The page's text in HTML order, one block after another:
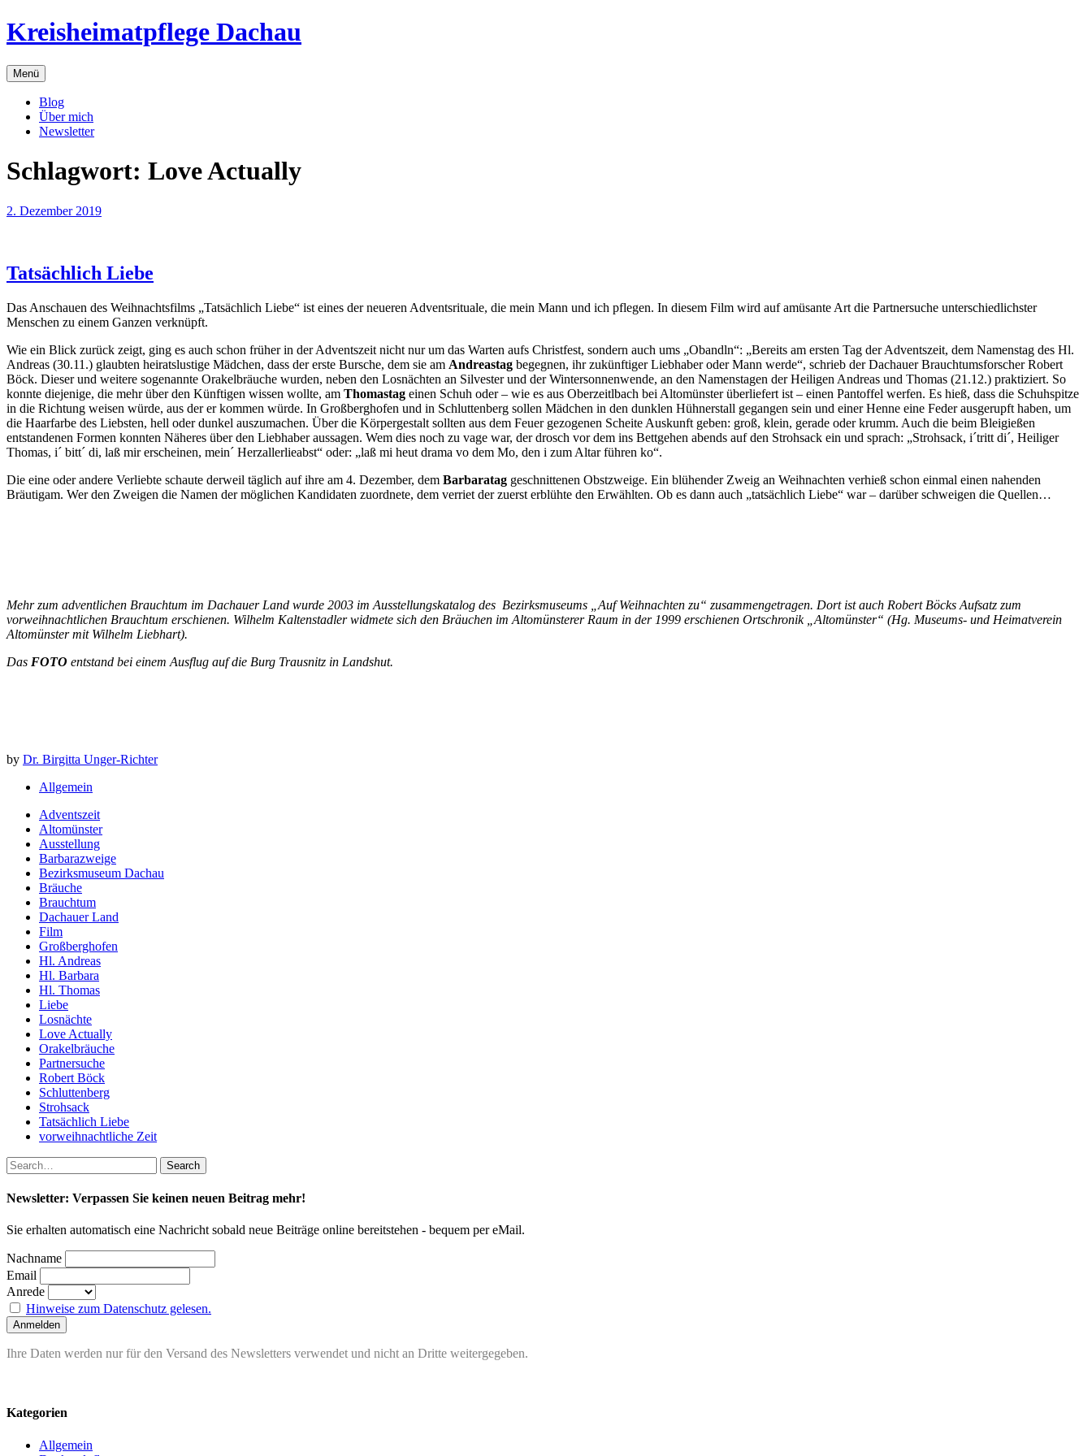
Zum
Inhalt
Kreisheimatpflege Dachau
Menü
Blog
Über mich
Newsletter
Schlagwort: Love Actually
2. Dezember 2019
Tatsächlich Liebe
Das Anschauen des Weihnachtsfilms „Tatsächlich Liebe“ ist eines der neueren Adventsrituale, die mein Mann und ich pflegen. In diesem Film wird auf amüsante Art die Partnersuche unterschiedlichster
Menschen zu einem Ganzen verknüpft.
Wie ein Blick zurück zeigt, ging es auch schon früher in der Adventszeit nicht nur um das Warten aufs Christfest, sondern auch ums „Obandln“: „Bereits am ersten Tag der Adventszeit, dem Namenstag des Hl.
Andreas (30.11.) glaubten heiratslustige Mädchen, dass der erste Bursche, dem sie am Andreastag begegnen, ihr zukünftiger Liebhaber oder Mann werde“, schrieb der Dachauer Brauchtumsforscher Robert
Böck. Dieser und weitere sogenannte Orakelbräuche wurden, neben den Losnächten an Silvester und der Wintersonnenwende, an den Namenstagen der Heiligen Andreas und Thomas (21.12.) praktiziert. So
konnte diejenige, die mehr über den Künftigen wissen wollte, am Thomastag einen Schuh oder – wie es aus Oberzeitlbach bei Altomünster überliefert ist – einen Pantoffel werfen. Es hieß, dass die Schuhspitze
in die Richtung weisen würde, aus der er kommen würde. In Großberghofen und in Schluttenberg sollen Mädchen in den dunklen Hühnerstall gegangen sein und einer Henne eine Feder ausgerupft haben, um
die Haarfarbe des Liebsten, hell oder dunkel auszumachen. Über die Körpergestalt sollten aus dem Feuer gezogenen Scheite Auskunft geben: groß, klein, gerade oder krumm. Auch die beim Bleigießen
entstandenen Formen konnten Näheres über den Liebhaber aussagen. Wem dies noch zu vage war, der drosch vor dem ins Bettgehen abends auf den Strohsack ein und sprach: „Strohsack, i´tritt di´, Heiliger
Thomas, i´ bitt´ di, laß mir erscheinen, mein´ Herzallerlieabst“ oder: „laß mi heut drama vo dem Mo, den i zum Altar führen ko“.
Die eine oder andere Verliebte schaute derweil täglich auf ihre am 4. Dezember, dem Barbaratag geschnittenen Obstzweige. Ein blühender Zweig an Weihnachten verhieß schon einmal einen nahenden
Bräutigam. Wer den Zweigen die Namen der möglichen Kandidaten zuordnete, dem verriet der zuerst erblühte den Erwählten. Ob es dann auch „tatsächlich Liebe“ war – darüber schweigen die Quellen…
Mehr zum adventlichen Brauchtum im Dachauer Land wurde 2003 im Ausstellungskatalog des Bezirksmuseums „Auf Weihnachten zu“ zusammengetragen. Dort ist auch Robert Böcks Aufsatz zum
vorweihnachtlichen Brauchtum erschienen. Wilhelm Kaltenstadler widmete sich den Bräuchen im Altomünsterer Raum in der 1999 erschienen Ortschronik „Altomünster“ (Hg. Museums- und Heimatverein
Altomünster mit Wilhelm Liebhart).
Das FOTO entstand bei einem Ausflug auf die Burg Trausnitz in Landshut.
by Dr. Birgitta Unger-Richter
Allgemein
Adventszeit
Altomünster
Ausstellung
Barbarazweige
Bezirksmuseum Dachau
Bräuche
Brauchtum
Dachauer Land
Film
Großberghofen
Hl. Andreas
Hl. Barbara
Hl. Thomas
Liebe
Losnächte
Love Actually
Orakelbräuche
Partnersuche
Robert Böck
Schluttenberg
Strohsack
Tatsächlich Liebe
vorweihnachtliche Zeit
Newsletter: Verpassen Sie keinen neuen Beitrag mehr!
Sie erhalten automatisch eine Nachricht sobald neue Beiträge online bereitstehen - bequem per eMail.
Nachname
Email
Anrede
Hinweise zum Datenschutz gelesen.
Ihre Daten werden nur für den Versand des Newsletters verwendet und nicht an Dritte weitergegeben.
Kategorien
Allgemein